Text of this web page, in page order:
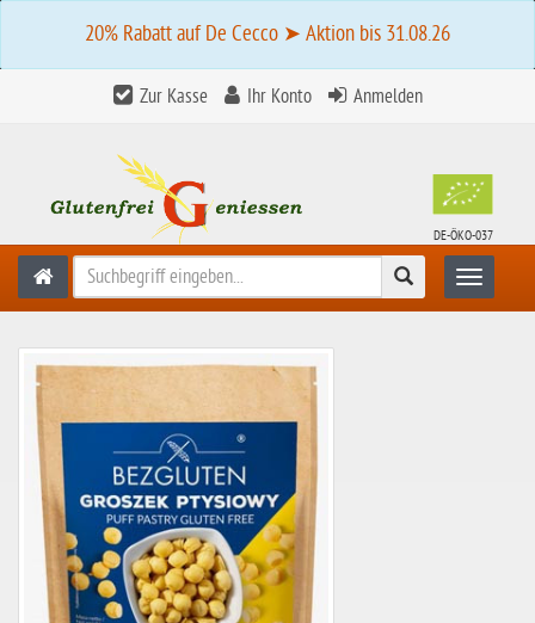
20% Rabatt auf De Cecco ➤ Aktion bis 31.08.26
Zur Kasse Ihr Konto Anmelden
DE-ÖKO-037
Suchen Toggle